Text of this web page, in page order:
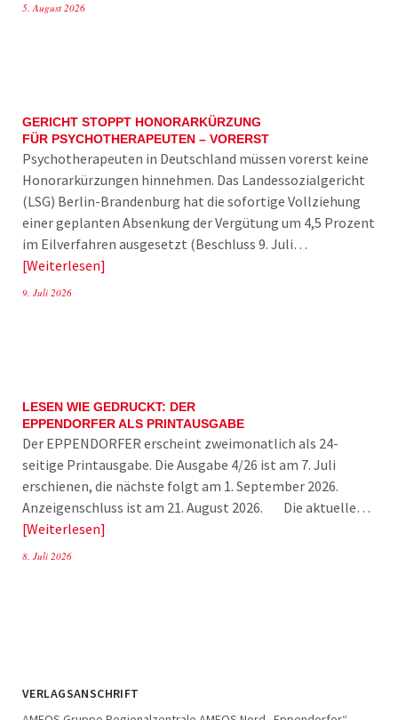
5. August 2026
GERICHT STOPPT HONORARKÜRZUNG
FÜR PSYCHOTHERAPEUTEN – VORERST
Psychotherapeuten in Deutschland müssen vorerst keine
Honorarkürzungen hinnehmen. Das Landessozialgericht
(LSG) Berlin-Brandenburg hat die sofortige Vollziehung
einer geplanten Absenkung der Vergütung um 4,5 Prozent
im Eilverfahren ausgesetzt (Beschluss 9. Juli…
Weiterlesen
9. Juli 2026
LESEN WIE GEDRUCKT: DER
EPPENDORFER ALS PRINTAUSGABE
Der EPPENDORFER erscheint zweimonatlich als 24-
seitige Printausgabe. Die Ausgabe 4/26 ist am 7. Juli
erschienen, die nächste folgt am 1. September 2026.
Anzeigenschluss ist am 21. August 2026. Die aktuelle…
Weiterlesen
8. Juli 2026
VERLAGSANSCHRIFT